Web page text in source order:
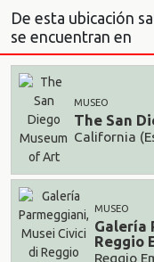
De esta ubicación
se encuentran en
MUSEO
The San
California
MUSEO
Galería
Reggio
Reggio